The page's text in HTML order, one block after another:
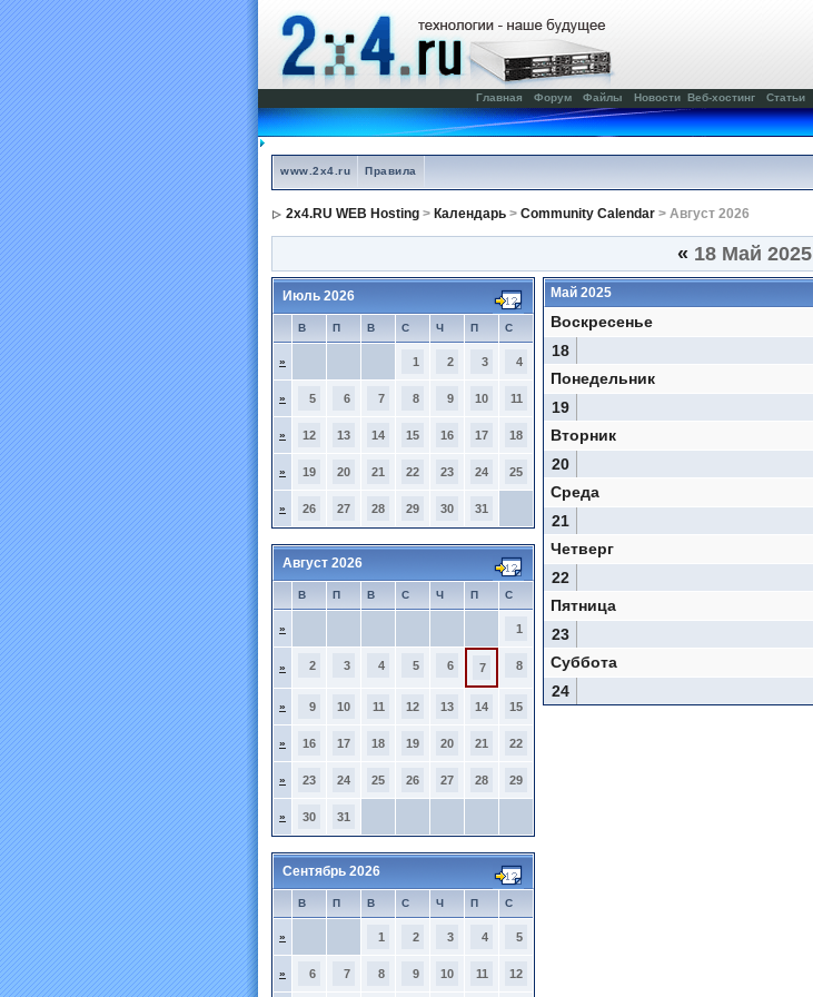
Главная Форум Файлы Новости Веб-хостинг Статьи
www.2x4.ru Правила
2x4.RU WEB Hosting > Календарь > Community Calendar > Август 2026
« 18 Май 2025
Июль 2026
В П В С Ч П С
» 1 2 3 4
» 5 6 7 8 9 10 11
» 12 13 14 15 16 17 18
» 19 20 21 22 23 24 25
» 26 27 28 29 30 31
Август 2026
В П В С Ч П С
» 1
» 2 3 4 5 6 7 8
» 9 10 11 12 13 14 15
» 16 17 18 19 20 21 22
» 23 24 25 26 27 28 29
» 30 31
Сентябрь 2026
В П В С Ч П С
» 1 2 3 4 5
» 6 7 8 9 10 11 12
Май 2025
Воскресенье
18
Понедельник
19
Вторник
20
Среда
21
Четверг
22
Пятница
23
Суббота
24